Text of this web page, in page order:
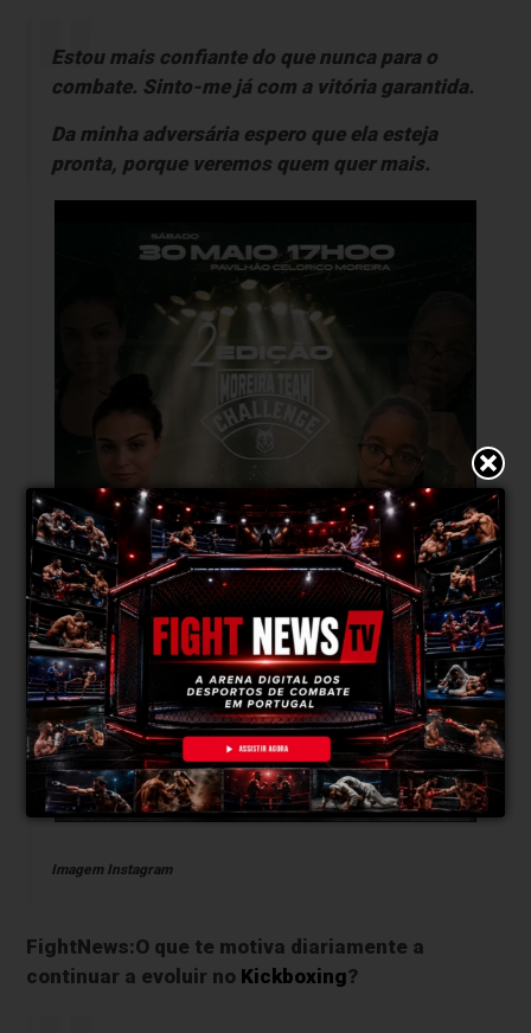
Estou mais confiante do que nunca para o
combate. Sinto-me já com a vitória garantida.
Da minha adversária espero que ela esteja
pronta, porque veremos quem quer mais.
Imagem Instagram
FightNews:O que te motiva diariamente a
continuar a evoluir no Kickboxing?